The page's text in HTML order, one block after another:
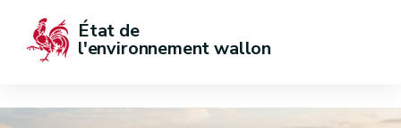
État de
l'environnement wallon